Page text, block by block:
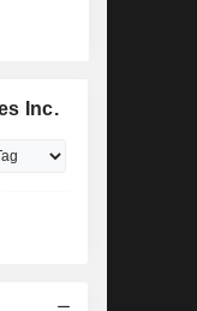
Inc.